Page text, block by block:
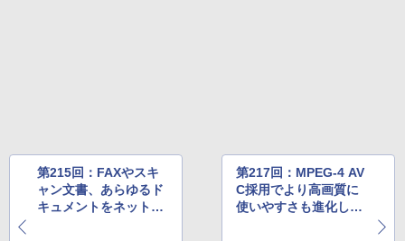
第215回：FAXやスキ
ャン文書、あらゆるド
キュメントをネットワ
第217回：MPEG-4 AV
C採用でより高画質に
使いやすさも進化した